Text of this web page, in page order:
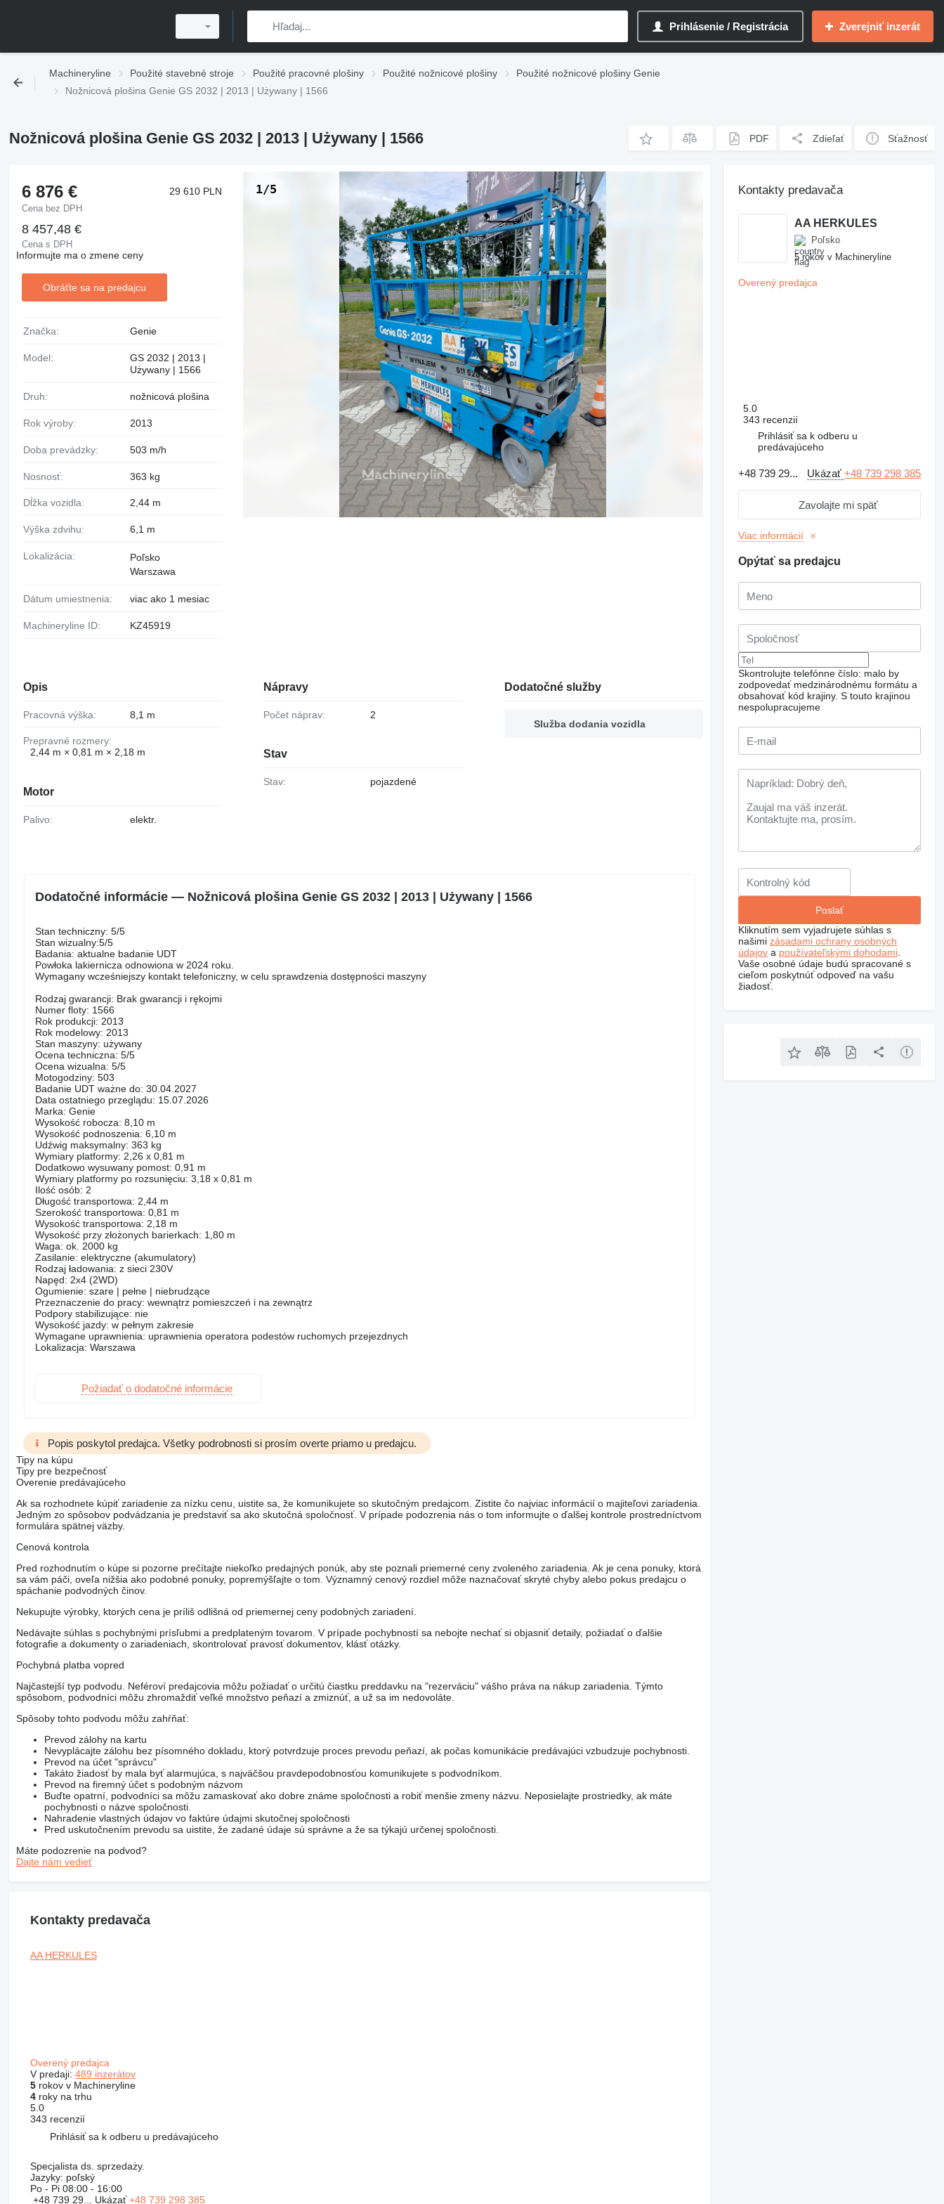
Prihlásenie / Registrácia Zverejniť inzerát
Machineryline Použité stavebné stroje Použité pracovné plošiny Použité nožnicové plošiny
Použité nožnicové plošiny Genie
Nožnicová plošina Genie GS 2032 | 2013 | Używany | 1566
Nožnicová plošina Genie GS 2032 | 2013 | Używany | 1566 PDF Zdieľať Sťažnosť
fotografie
1/5
6 876 €
Cena bez DPH
29 610 PLN
8 457,48 €
Cena s DPH
Informujte ma o zmene ceny
Obráťte sa na predajcu
Značka: Genie
Model:
GS 2032 | 2013 |
Używany | 1566
Druh: nožnicová plošina
Rok výroby: 2013
Doba prevádzky: 503 m/h
Nosnosť: 363 kg
Dĺžka vozidla: 2,44 m
Výška zdvihu: 6,1 m
Lokalizácia:
Poľsko
Warszawa
Dátum umiestnenia: viac ako 1 mesiac
Machineryline ID: KZ45919
Opis
Pracovná výška: 8,1 m
Prepravné rozmery:
2,44 m × 0,81 m × 2,18 m
Motor
Palivo: elektr.
Nápravy
Počet náprav: 2
Stav
Stav: pojazdené
Dodatočné služby
Služba dodania vozidla
Dodatočné informácie — Nožnicová plošina Genie GS 2032 | 2013 | Używany | 1566
Stan techniczny: 5/5
Stan wizualny:5/5
Badania: aktualne badanie UDT
Powłoka lakiernicza odnowiona w 2024 roku.
Wymagany wcześniejszy kontakt telefoniczny, w celu sprawdzenia dostępności maszyny
Rodzaj gwarancji: Brak gwarancji i rękojmi
Numer floty: 1566
Rok produkcji: 2013
Rok modelowy: 2013
Stan maszyny: używany
Ocena techniczna: 5/5
Ocena wizualna: 5/5
Motogodziny: 503
Badanie UDT ważne do: 30.04.2027
Data ostatniego przeglądu: 15.07.2026
Marka: Genie
Wysokość robocza: 8,10 m
Wysokość podnoszenia: 6,10 m
Udźwig maksymalny: 363 kg
Wymiary platformy: 2,26 x 0,81 m
Dodatkowo wysuwany pomost: 0,91 m
Wymiary platformy po rozsunięciu: 3,18 x 0,81 m
Ilość osób: 2
Długość transportowa: 2,44 m
Szerokość transportowa: 0,81 m
Wysokość transportowa: 2,18 m
Wysokość przy złożonych barierkach: 1,80 m
Waga: ok. 2000 kg
Zasilanie: elektryczne (akumulatory)
Rodzaj ładowania: z sieci 230V
Napęd: 2x4 (2WD)
Ogumienie: szare | pełne | niebrudzące
Przeznaczenie do pracy: wewnątrz pomieszczeń i na zewnątrz
Podpory stabilizujące: nie
Wysokość jazdy: w pełnym zakresie
Wymagane uprawnienia: uprawnienia operatora podestów ruchomych przejezdnych
Lokalizacja: Warszawa
Požiadať o dodatočné informácie
Popis poskytol predajca. Všetky podrobnosti si prosím overte priamo u predajcu.
Tipy na kúpu
Tipy pre bezpečnosť
Overenie predávajúceho
Ak sa rozhodnete kúpiť zariadenie za nízku cenu, uistite sa, že komunikujete so skutočným predajcom. Zistite čo najviac informácií o majiteľovi zariadenia.
Jedným zo spôsobov podvádzania je predstaviť sa ako skutočná spoločnosť. V prípade podozrenia nás o tom informujte o ďalšej kontrole prostredníctvom
formulára spätnej väzby.
Cenová kontrola
Pred rozhodnutím o kúpe si pozorne prečítajte niekoľko predajných ponúk, aby ste poznali priemerné ceny zvoleného zariadenia. Ak je cena ponuky, ktorá
sa vám páči, oveľa nižšia ako podobné ponuky, popremýšľajte o tom. Významný cenový rozdiel môže naznačovať skryté chyby alebo pokus predajcu o
spáchanie podvodných činov.
Nekupujte výrobky, ktorých cena je príliš odlišná od priemernej ceny podobných zariadení.
Nedávajte súhlas s pochybnými prísľubmi a predplateným tovarom. V prípade pochybností sa nebojte nechať si objasniť detaily, požiadať o ďalšie
fotografie a dokumenty o zariadeniach, skontrolovať pravosť dokumentov, klásť otázky.
Pochybná platba vopred
Najčastejší typ podvodu. Neféroví predajcovia môžu požiadať o určitú čiastku preddavku na "rezerváciu" vášho práva na nákup zariadenia. Týmto
spôsobom, podvodníci môžu zhromaždiť veľké množstvo peňazí a zmiznúť, a už sa im nedovoláte.
Spôsoby tohto podvodu môžu zahŕňať:
Prevod zálohy na kartu
Nevyplácajte zálohu bez písomného dokladu, ktorý potvrdzuje proces prevodu peňazí, ak počas komunikácie predávajúci vzbudzuje pochybnosti.
Prevod na účet "správcu"
Takáto žiadosť by mala byť alarmujúca, s najväčšou pravdepodobnosťou komunikujete s podvodníkom.
Prevod na firemný účet s podobným názvom
Buďte opatrní, podvodníci sa môžu zamaskovať ako dobre známe spoločnosti a robiť menšie zmeny názvu. Neposielajte prostriedky, ak máte
pochybnosti o názve spoločnosti.
Nahradenie vlastných údajov vo faktúre údajmi skutočnej spoločnosti
Pred uskutočnením prevodu sa uistite, že zadané údaje sú správne a že sa týkajú určenej spoločnosti.
Máte podozrenie na podvod?
Dajte nám vedieť
Kontakty predavača
AA HERKULES
Overený predajca
V predaji: 489 inzerátov
5rokov v Machineryline
4roky na trhu
5.0
343 recenzií
Prihlásiť sa k odberu u predávajúceho
Specjalista ds. sprzedaży.
Jazyky: poľský
Po - Pi 08:00 - 16:00
+48 739 29... Ukázať+48 739 298 385
Kontakty predavača
AA HERKULES
Poľsko
5 rokov v Machineryline
Overený predajca
5.0
343 recenzií
Prihlásiť sa k odberu u
predávajúceho
+48 739 29... Ukázať+48 739 298 385
Zavolajte mi späť
Viac informácií
Opýtať sa predajcu
Skontrolujte telefónne číslo: malo by
zodpovedať medzinárodnému formátu a
obsahovať kód krajiny. S touto krajinou
nespolupracujeme
Kliknutím sem vyjadrujete súhlas s
našimizásadami ochrany osobných
údajov a používateľskými dohodami
Vaše osobné údaje budú spracované s
cieľom poskytnúť odpoveď na vašu
žiadosť.